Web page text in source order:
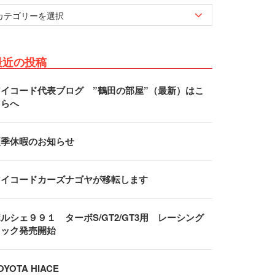
の投稿
コード代表ブログ ”鶴田の部屋”（最新）はこ
へ
休暇のお知らせ
コードカーズナゴヤが移転します
シェ９９１ ターボS/GT2/GT3用 レーシング
ク発売開始
HIACE